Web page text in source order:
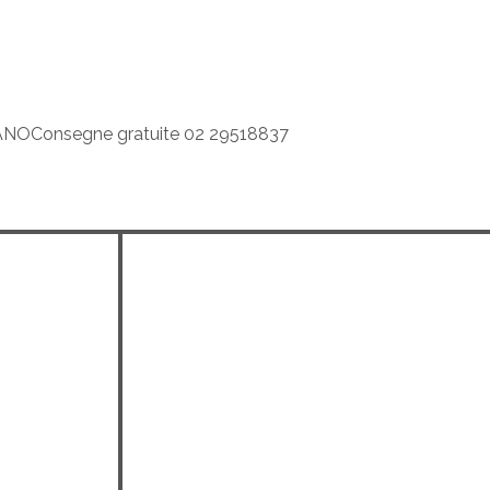
Consegne gratuite 02 29518837